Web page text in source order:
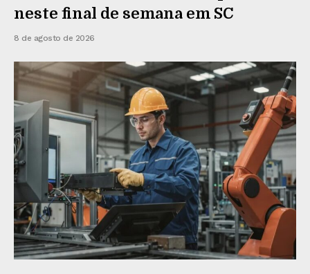
neste final de semana em SC
8 de agosto de 2026